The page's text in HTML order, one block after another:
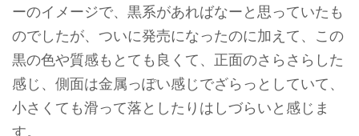
ーのイメージで、黒系があればなーと思っていたも
のでしたが、ついに発売になったのに加えて、この
黒の色や質感もとても良くて、正面のさらさらした
感じ、側面は金属っぽい感じでざらっとしていて、
小さくても滑って落としたりはしづらいと感じま
す。